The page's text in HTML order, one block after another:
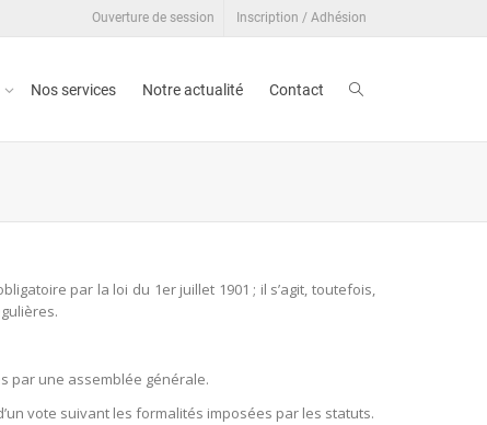
Ouverture de session Inscription / Adhésion
Nos services Notre actualité Contact
par la loi du 1er juillet 1901 ; il s’agit, toutefois,
par une assemblée générale.
vote suivant les formalités imposées par les statuts.